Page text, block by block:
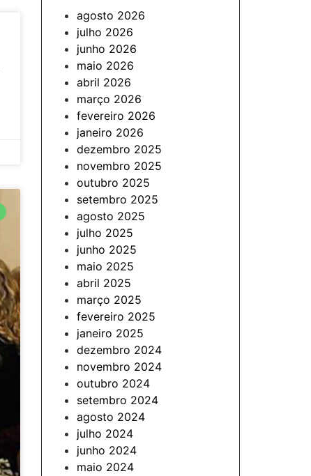
agosto 2026
julho 2026
junho 2026
maio 2026
abril 2026
março 2026
fevereiro 2026
janeiro 2026
dezembro 2025
novembro 2025
outubro 2025
setembro 2025
agosto 2025
julho 2025
junho 2025
maio 2025
abril 2025
março 2025
fevereiro 2025
janeiro 2025
dezembro 2024
novembro 2024
outubro 2024
setembro 2024
agosto 2024
julho 2024
junho 2024
maio 2024